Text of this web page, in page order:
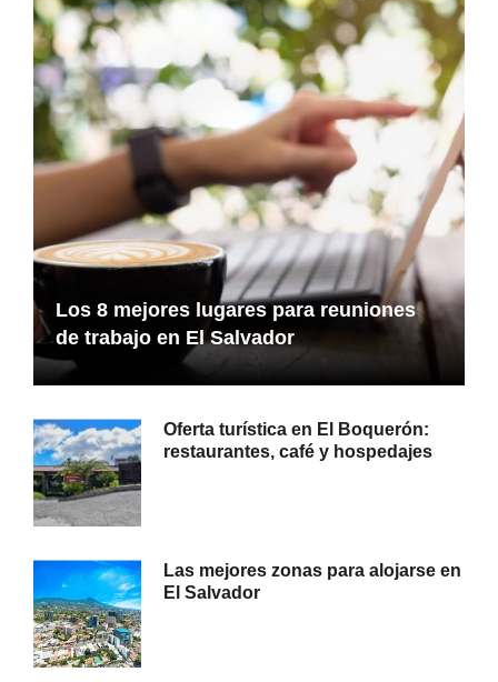
Los 8 mejores lugares para reuniones
de trabajo en El Salvador
Oferta turística en El Boquerón:
restaurantes, café y hospedajes
Las mejores zonas para alojarse en
El Salvador